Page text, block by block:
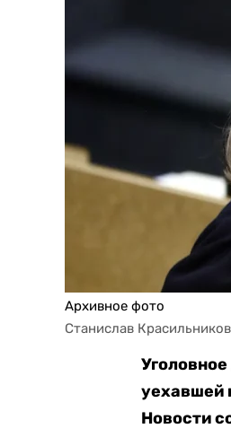
Архивное фото
Станислав
уехавшей
Новости